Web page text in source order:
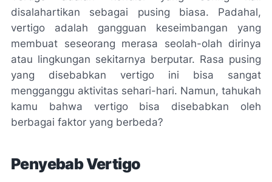
disalahartikan sebagai pusing biasa. Padahal,
vertigo adalah gangguan keseimbangan yang
membuat seseorang merasa seolah-olah dirinya
atau lingkungan sekitarnya berputar. Rasa pusing
yang disebabkan vertigo ini bisa sangat
mengganggu aktivitas sehari-hari. Namun, tahukah
kamu bahwa vertigo bisa disebabkan oleh
berbagai faktor yang berbeda?
Penyebab Vertigo